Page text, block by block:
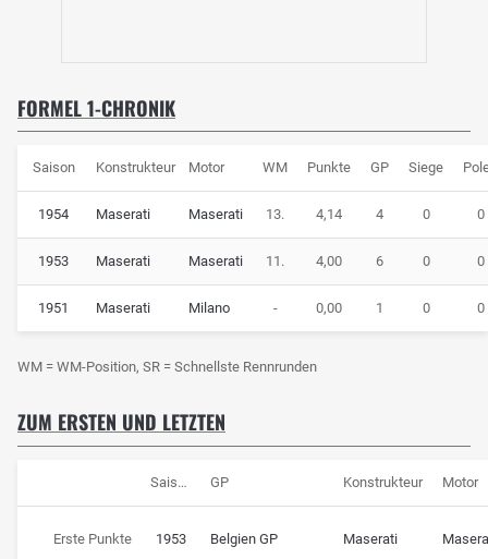
FORMEL 1-CHRONIK
Saison Konstrukteur Motor WM Punkte GP Siege
1954 Maserati Maserati 13. 4,14 4 0 0
1953 Maserati Maserati 11. 4,00 6 0 0
1951 Maserati Milano - 0,00 1 0 0
WM = WM-Position, SR = Schnellste Rennrunden
ZUM ERSTEN UND LETZTEN
Saison GP Konstrukteur Motor
Erste Punkte 1953 Belgien GP Maserati